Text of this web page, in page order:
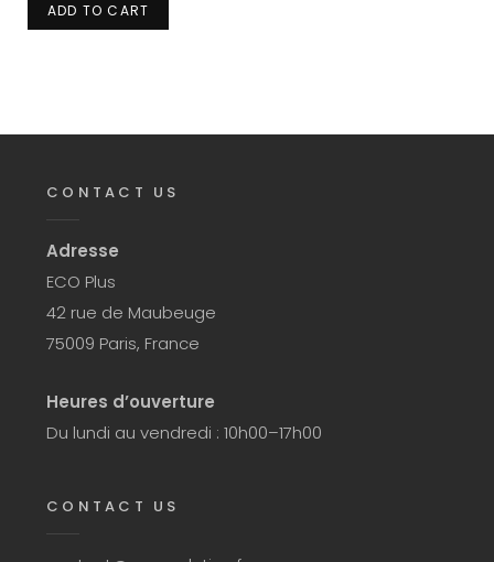
ADD TO CART
CONTACT US
Adresse
ECO Plus
42 rue de Maubeuge
75009 Paris, France
Heures d’ouverture
Du lundi au vendredi : 10h00–17h00
CONTACT US